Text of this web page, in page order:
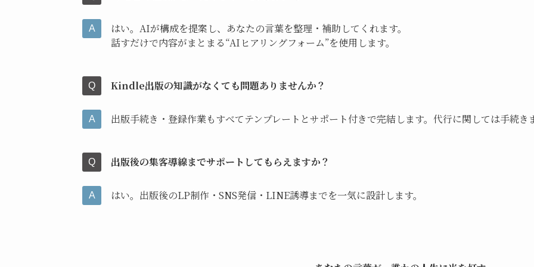
はい。AIが構成を提案し、あなたの言葉を整理・補助してくれます。
話すだけで内容がまとまる“AIヒアリングフォーム”を使用します。
Kindle出版の知識がなくても問題ありませんか？
出版手続き・登録作業もすべてテンプレートとサポート付きで完結します。代行に関しては手続き
出版後の集客導線までサポートしてもらえますか？
はい。出版後のLP制作・SNS発信・LINE誘導までを一気に設計します。